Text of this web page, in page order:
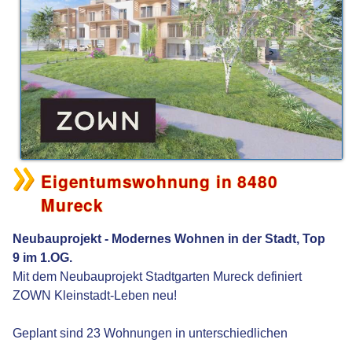
Eigentumswohnung in 8480
Mureck
Neubauprojekt - Modernes Wohnen in der Stadt, Top
9 im 1.OG.
Mit dem Neubauprojekt Stadtgarten Mureck definiert
ZOWN Kleinstadt-Leben neu!
Geplant sind 23 Wohnungen in unterschiedlichen